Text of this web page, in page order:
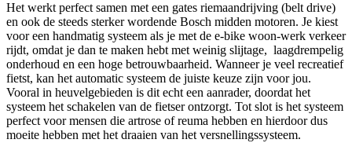
Het werkt perfect samen met een gates riemaandrijving (belt drive)
en ook de steeds sterker wordende Bosch midden motoren. Je kiest
voor een handmatig systeem als je met de e-bike woon-werk verkeer
rijdt, omdat je dan te maken hebt met weinig slijtage, laagdrempelig
onderhoud en een hoge betrouwbaarheid. Wanneer je veel recreatief
fietst, kan het automatic systeem de juiste keuze zijn voor jou.
Vooral in heuvelgebieden is dit echt een aanrader, doordat het
systeem het schakelen van de fietser ontzorgt. Tot slot is het systeem
perfect voor mensen die artrose of reuma hebben en hierdoor dus
moeite hebben met het draaien van het versnellingssysteem.